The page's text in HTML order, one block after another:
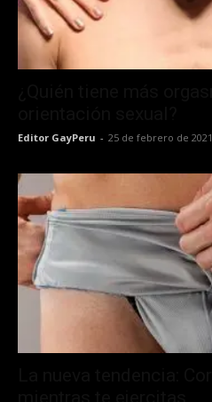
Editor GayPeru - 25 de febrero de 2021